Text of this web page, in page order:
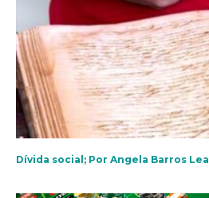
Dívida social; Por Angela Barros Leal